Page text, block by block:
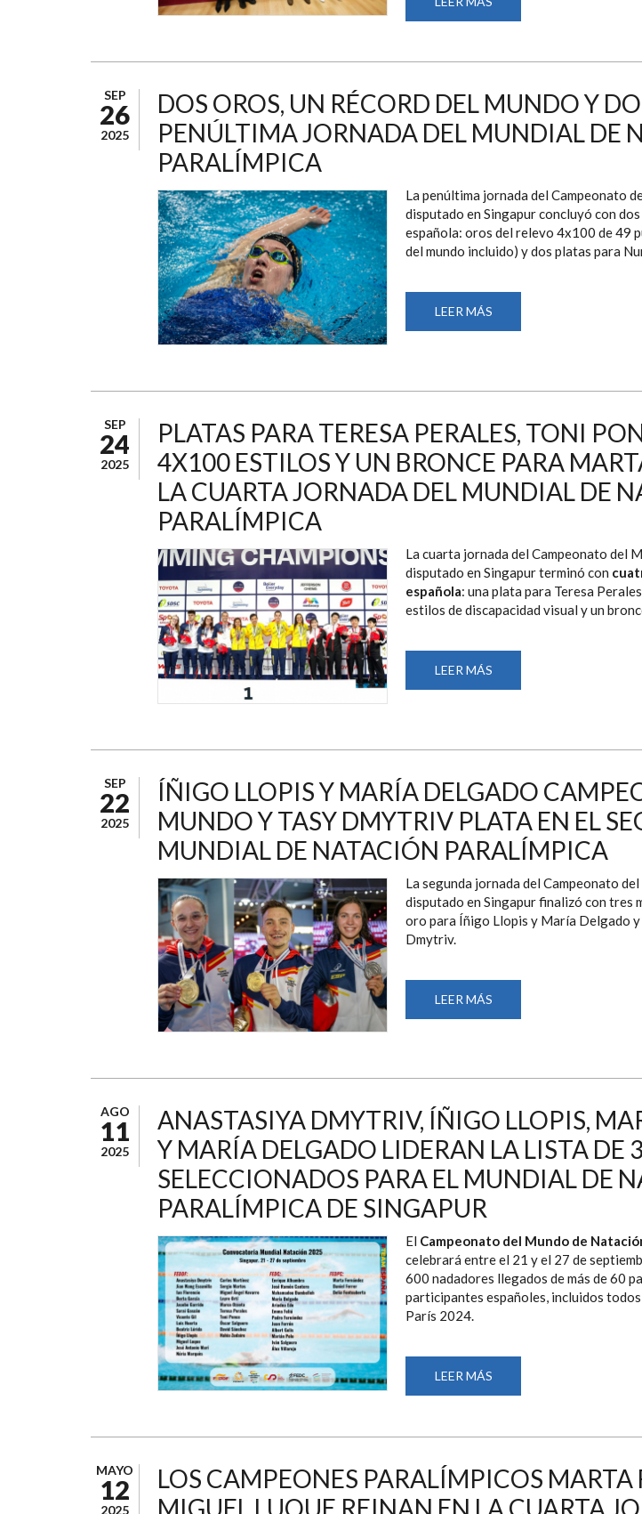
LÉRIDA
OZAETA
CON
LA
LIGA
AXA
2025
SEP
26
2025
DOS OROS, UN RÉCORD DEL MUNDO Y
PENÚLTIMA JORNADA DEL MUNDIAL DE
PARALÍMPICA
La penúltima jornada del Campeonato
disputado en Singapur concluyó con
española: oros del relevo 4x100 de 49
del mundo incluido) y dos platas para
LEER MÁS
OROS,
PLATAS
EN
PENÚLTIMA
JORNADA
DEL
MUNDIAL
SEP
24
2025
PLATAS PARA TERESA PERALES, TONI
4X100 ESTILOS Y UN BRONCE PARA
LA CUARTA JORNADA DEL MUNDIAL DE
PARALÍMPICA
La cuarta jornada del Campeonato del
disputado en Singapur terminó con
española: una plata para Teresa
estilos de discapacidad visual y un
LEER MÁS
PARA
RELEVO
4X100
Y
UN
BRONCE
PARA
FERNÁNDEZ
EN
LA
CUARTA
JORNADA
NATACIÓN
SEP
22
2025
ÍÑIGO LLOPIS Y MARÍA DELGADO
MUNDO Y TASY DMYTRIV PLATA EN EL
MUNDIAL DE NATACIÓN PARALÍMPICA
La segunda jornada del Campeonato
disputado en Singapur finalizó con tres
oro para Íñigo Llopis y María Delgado
Dmytriv.
LEER MÁS
LLOPIS
Y
TASY
PLATA
EN
EL
SEGUNDO
DE
NATACIÓN
PARALÍMPICA
AGO
11
2025
ANASTASIYA DMYTRIV, ÍÑIGO LLOPIS,
Y MARÍA DELGADO LIDERAN LA LISTA DE
SELECCIONADOS PARA EL MUNDIAL DE
PARALÍMPICA DE SINGAPUR
El Campeonato del Mundo de
celebrará entre el 21 y el 27 de
600 nadadores llegados de más de 60
participantes españoles, incluidos
París 2024.
LEER MÁS
DMYTRIV,
MARTA
MARÍA
DELGADO
LIDERAN
MAYO
12
2025
LOS CAMPEONES PARALÍMPICOS MARTA
MIGUEL LUQUE REINAN EN LA CUARTA